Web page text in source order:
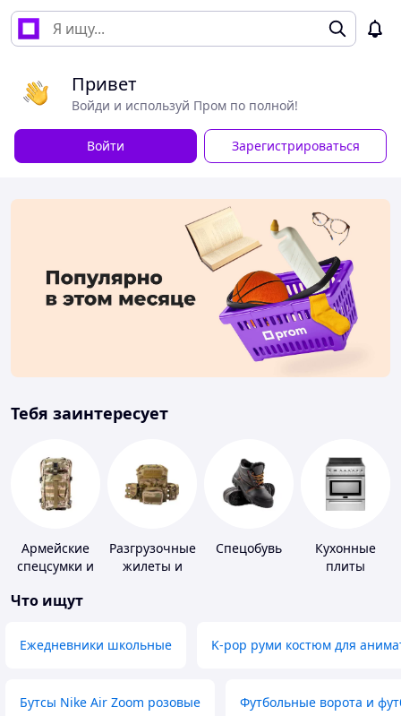
Привет
Войди и используй Пром по полной!
Войти Зарегистрироваться
Тебя заинтересует
Армейские
спецсумки и
Разгрузочные
жилеты и
Спецобувь
Кухонные
плиты
Что ищут
Ежедневники школьные K-pop руми костюм для
Бутсы Nike Air Zoom розовые Футбольные ворота и